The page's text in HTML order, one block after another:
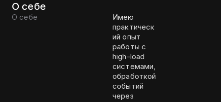
О себе
О себе
Имею
практическ
ий опыт
работы с
high-load
системами,
обработкой
событий
через